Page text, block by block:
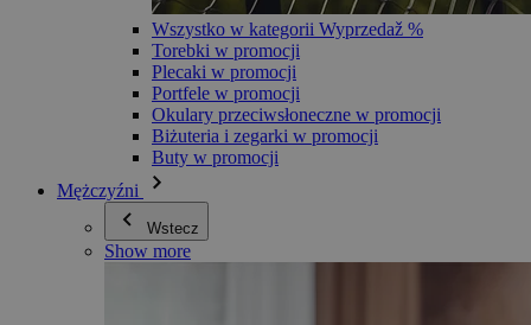
Wszystko w kategorii Wyprzedaž %
Torebki w promocji
Plecaki w promocji
Portfele w promocji
Okulary przeciwsłoneczne w promocji
Biżuteria i zegarki w promocji
Buty w promocji
Mężczyźni
Wstecz
Show more